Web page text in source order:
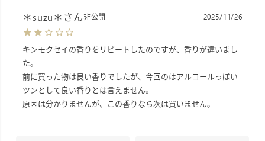
＊suzu＊ 非公開 2025/11/26
キンモクセイの香りをリピートしたのですが、香りが違いまし
た。
前に買った物は良い香りでしたが、今回のはアルコールっぽい
ツンとして良い香りとは言えません。
原因は分かりませんが、この香りなら次は買いません。